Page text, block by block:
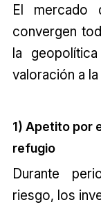
El mercado
convergen
la
valoración a
1) Apetito por
refugio
Durante
riesgo, los